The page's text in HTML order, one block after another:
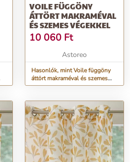
VOILE FÜGGÖNY
ÁTTÖRT MAKRAMÉVAL
ÉS SZEMES VÉGEKKEL
10 060 Ft
Astoreo
Hasonlók, mint Voile függöny
áttört makraméval és szemes
végekkel